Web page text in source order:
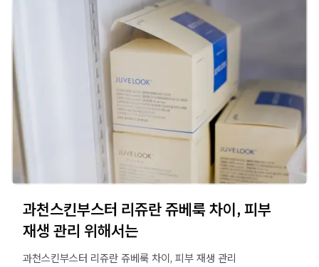
과천스킨부스터 리쥬란 쥬베룩 차이, 피부
재생 관리 위해서는
과천스킨부스터 리쥬란 쥬베룩 차이, 피부 재생 관리